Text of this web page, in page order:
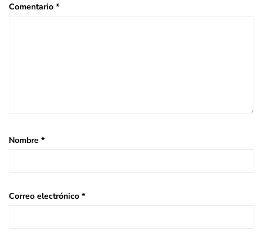
Comentario *
Nombre *
Correo electrónico *